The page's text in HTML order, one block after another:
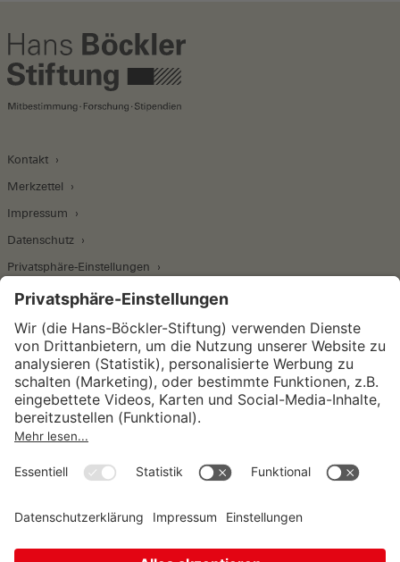
Kontakt
Merkzettel
Impressum
Datenschutz
Privatsphäre-Einstellungen
Wirtschafts- und Sozialwissenschaftliches Institut
Institut für Makroökonomie und
Konjunkturforschung
Unternehmensführung